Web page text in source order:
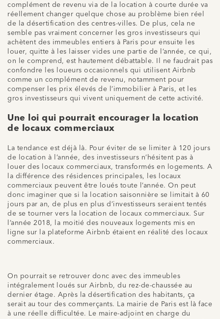
complément de revenu via de la location à courte durée va
réellement changer quelque chose au problème bien réel
de la désertification des centres-villes. De plus, cela ne
semble pas vraiment concerner les gros investisseurs qui
achètent des immeubles entiers à Paris pour ensuite les
louer, quitte à les laisser vides une partie de l’année, ce qui,
on le comprend, est hautement débattable. Il ne faudrait pas
confondre les loueurs occasionnels qui utilisent Airbnb
comme un complément de revenu, notamment pour
compenser les prix élevés de l’immobilier à Paris, et les
gros investisseurs qui vivent uniquement de cette activité.
Une loi qui pourrait encourager la location
de locaux commerciaux
La tendance est déjà là. Pour éviter de se limiter à 120 jours
de location à l’année, des investisseurs n’hésitent pas à
louer des locaux commerciaux, transformés en logements. A
la différence des résidences principales, les locaux
commerciaux peuvent être loués toute l’année. On peut
donc imaginer que si la location saisonnière se limitait à 60
jours par an, de plus en plus d’investisseurs seraient tentés
de se tourner vers la location de locaux commerciaux. Sur
l’année 2018, la moitié des nouveaux logements mis en
ligne sur la plateforme Airbnb étaient en réalité des locaux
commerciaux.
On pourrait se retrouver donc avec des immeubles
intégralement loués sur Airbnb, du rez-de-chaussée au
dernier étage. Après la désertification des habitants, ça
serait au tour des commerçants. La mairie de Paris est là face
à une réelle difficultée. Le maire-adjoint en charge du